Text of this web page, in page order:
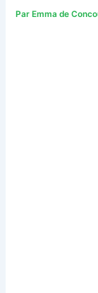
Par Emma de